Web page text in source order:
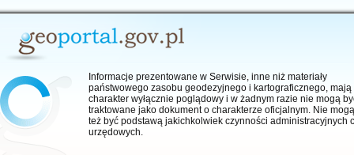
Informacje prezentowane w Serwisie, inne niż materiały
państwowego zasobu geodezyjnego i kartograficznego, mają
charakter wyłącznie poglądowy i w żadnym razie nie mogą
traktowane jako dokument o charakterze oficjalnym. Nie mogą
też być podstawą jakichkolwiek czynności administracyjnych
urzędowych.